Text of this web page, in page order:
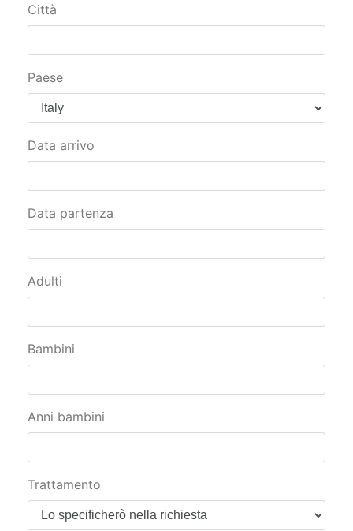
Città
Paese
Data arrivo
Data partenza
Adulti
Bambini
Anni bambini
Trattamento